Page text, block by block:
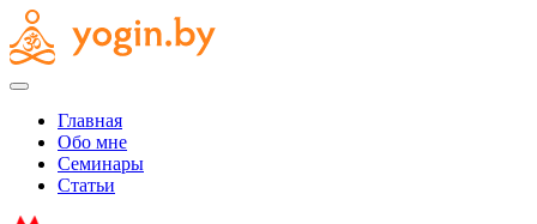
Главная
Обо мне
Семинары
Статьи